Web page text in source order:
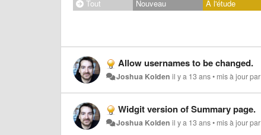
Tout Nouveau À l'étude
Allow usernames to be changed.
Joshua Kolden il y a 13 ans• mis à jour par
Widgit version of Summary page.
Joshua Kolden il y a 13 ans• mis à jour par